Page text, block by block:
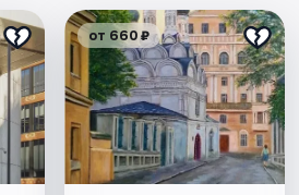
от 660 ₽